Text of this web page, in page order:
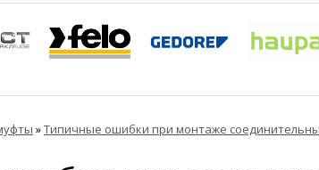
»Типичные ошибки при монтаже